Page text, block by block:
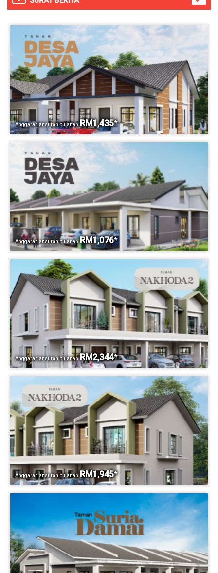
Anggaran ansuran bulanan RM1,435*
Anggaran ansuran bulanan RM1,076*
Anggaran ansuran bulanan RM2,344*
Anggaran ansuran bulanan RM1,945*